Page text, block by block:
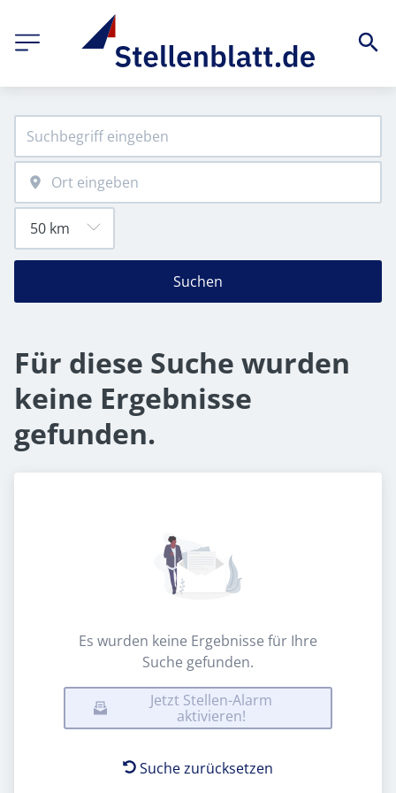
Suchen
Für diese Suche wurden
keine Ergebnisse
gefunden.
Es wurden keine Ergebnisse für Ihre
Suche gefunden.
Jetzt Stellen-Alarm
aktivieren!
Suche zurücksetzen